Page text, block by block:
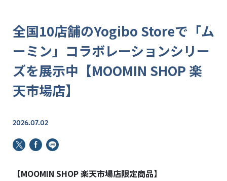
全国10店舗のYogibo Storeで「ム
ーミン」コラボレーションシリー
ズを展示中【MOOMIN SHOP 楽
天市場店】
2026.07.02
【MOOMIN SHOP 楽天市場店限定商品】